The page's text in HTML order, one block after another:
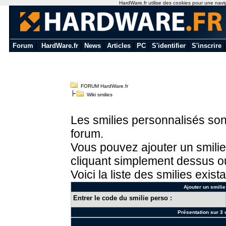
Forum HardWare.fr News Articles PC S'identifier S'inscrire
FORUM HardWare.fr
Wiki smilies
Les smilies personnalisés
forum.
Vous pouvez ajouter un
cliquant simplement dessus
Voici la liste des smilies
Ajouter un
Entrer le code du smilie perso :
Présentation sur 3
HardWare.fr utilise des cookies pour une